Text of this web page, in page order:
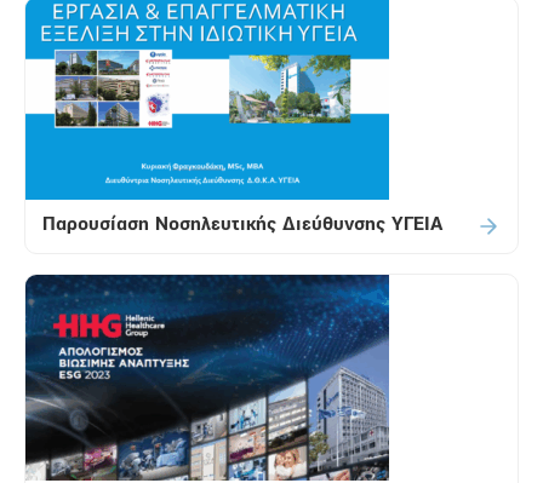
Παρουσίαση Νοσηλευτικής Διεύθυνσης ΥΓΕΙΑ